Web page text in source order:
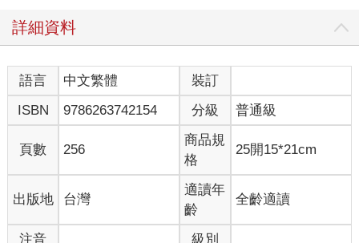
午餐時間，我請一位瑞典同事替我解惑。這位同事來自瑞典北
典人的世界裡，我早上說的話可能會讓他們感到有點不自在，因
為沒有人需要成為鑽石。
雖然我說的鑽石，並不是指我自己。
那時我被指派訓練一群年輕創業家的口條與簡報技巧，要在短短
幾星期內讓他們在臺上自信地對臺下準備砸錢的投資人發表演
說。這些創業家絕大部分年紀都比我小，不管是在臺上還是臺下
都非常靦腆生疏。第一次和他們見面時，我請大家一一上台，在
完全沒準備的情況下發表三分鐘演說。一輪結束後，我只記得自
己想立刻逃離現場、逃避一切，因為他們的表現實在是太差強人
意，一想到只有三周時間化腐朽為神奇，我就壓力滿滿；要反悔
詳細資料
語言 中文繁體
裝訂
ISBN
9786263742154 分級 普通級
頁數 256
商品規
格
25開15*21cm
出版地 台灣
適讀年
齡
全齡適讀
注音 級別